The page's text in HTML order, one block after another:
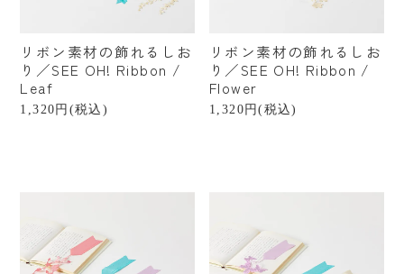
熊本 台湾
¥3,000〜¥4,999
リボン素材の飾れるしお
り／SEE OH! Ribbon /
Leaf
1,320円(税込)
リボン素材の飾れるしお
り／SEE OH! Ribbon /
Flower
1,320円(税込)